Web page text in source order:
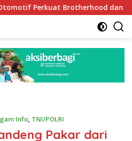
dan Persatuan
Info, TNI/POLRI
Pakar dari